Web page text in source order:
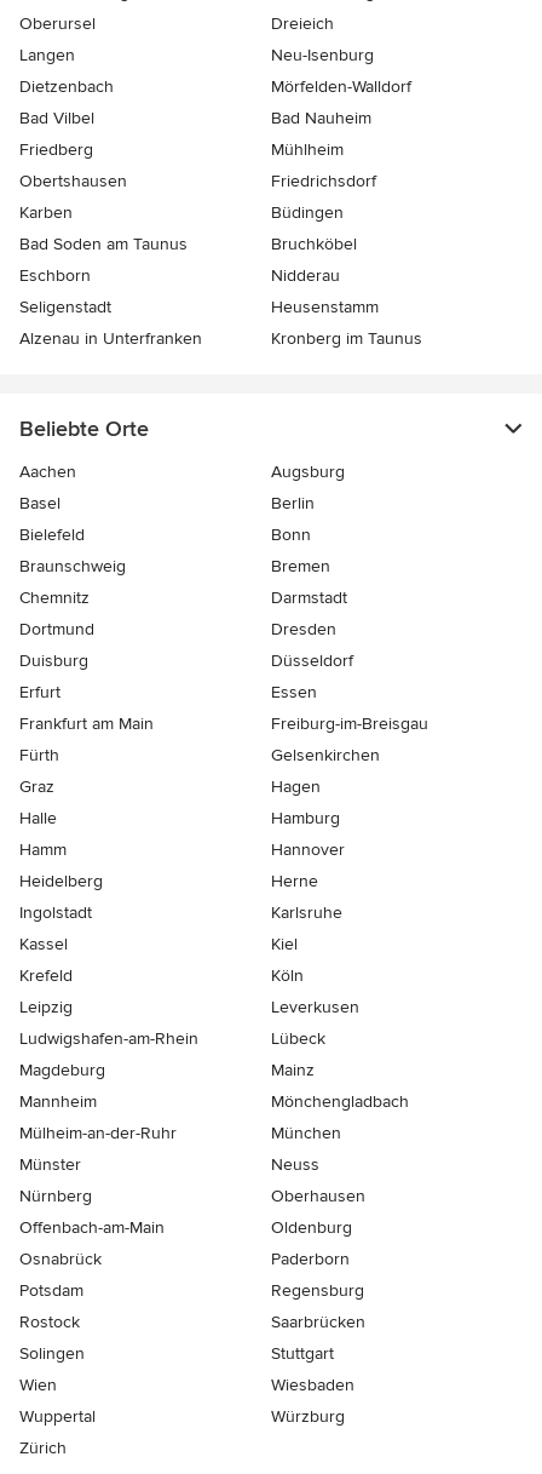
Oberursel
Dreieich
Langen
Neu-Isenburg
Dietzenbach
Mörfelden-Walldorf
Bad Vilbel
Bad Nauheim
Friedberg
Mühlheim
Obertshausen
Friedrichsdorf
Karben
Büdingen
Bad Soden am Taunus
Bruchköbel
Eschborn
Nidderau
Seligenstadt
Heusenstamm
Alzenau in Unterfranken
Kronberg im Taunus
Beliebte Orte
Aachen
Augsburg
Basel
Berlin
Bielefeld
Bonn
Braunschweig
Bremen
Chemnitz
Darmstadt
Dortmund
Dresden
Duisburg
Düsseldorf
Erfurt
Essen
Frankfurt am Main
Freiburg-im-Breisgau
Fürth
Gelsenkirchen
Graz
Hagen
Halle
Hamburg
Hamm
Hannover
Heidelberg
Herne
Ingolstadt
Karlsruhe
Kassel
Kiel
Krefeld
Köln
Leipzig
Leverkusen
Ludwigshafen-am-Rhein
Lübeck
Magdeburg
Mainz
Mannheim
Mönchen­gladbach
Mülheim-an-der-Ruhr
München
Münster
Neuss
Nürnberg
Oberhausen
Offenbach-am-Main
Oldenburg
Osnabrück
Paderborn
Potsdam
Regensburg
Rostock
Saarbrücken
Solingen
Stuttgart
Wien
Wiesbaden
Wuppertal
Würzburg
Zürich